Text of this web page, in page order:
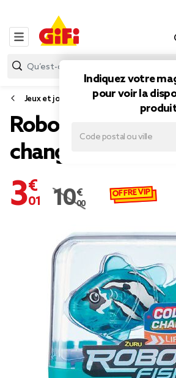
Indiquez votre
pour voir la
Jeux et jouets d'éveil
Robot poisson
changeantes
3,01 €
Prix remisé de
10,00 € OFFRE VIP